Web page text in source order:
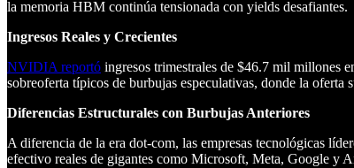
la memoria HBM continúa tensionada con yields desafiantes.
Ingresos Reales y Crecientes
NVIDIA reportó ingresos trimestrales de $46.7 mil millones
sobreoferta típicos de burbujas especulativas, donde la oferta
Diferencias Estructurales con Burbujas Anteriores
A diferencia de la era dot-com, las empresas tecnológicas
efectivo reales de gigantes como Microsoft, Meta, Google y